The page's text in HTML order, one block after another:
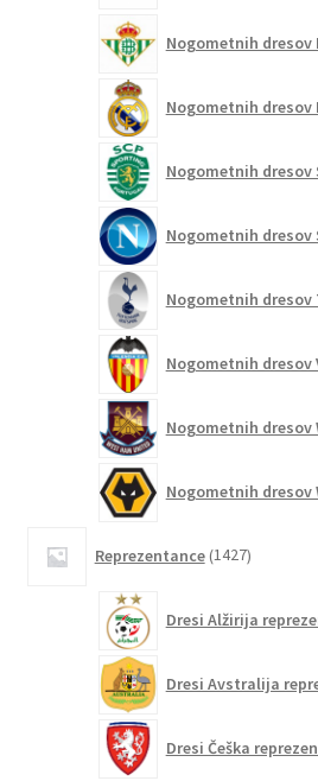
Nogometnih dresov
Nogometnih dresov
Nogometnih dresov
Nogometnih dresov
Nogometnih
Nogometnih dresov
Nogometnih dresov
Nogometnih dresov
Reprezentance 1427izdelkov
Dresi Alžirija
Dresi Avstralija
Dresi Češka